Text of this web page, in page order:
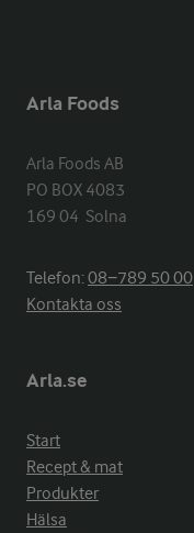
Arla Foods
Arla Foods AB
PO BOX 4083
169 04  Solna
Telefon:08−789 50 00
Kontakta oss
Arla.se
Start
Recept & mat
Produkter
Hälsa